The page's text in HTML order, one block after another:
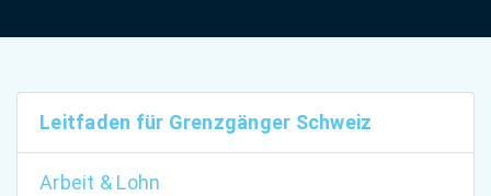
Leitfaden für Grenzgänger Schweiz
Arbeit & Lohn